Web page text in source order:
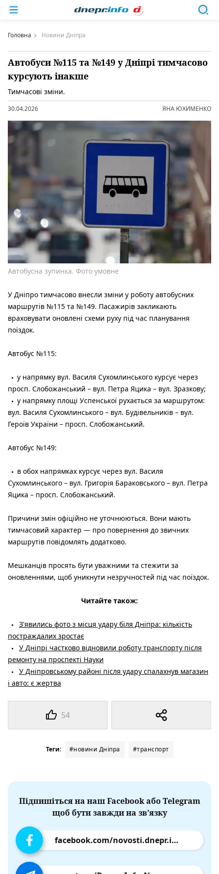
Головна Новини Дніпра
Автобуси №115 та №149 у Дніпрі тимчасово
курсують інакше
Тимчасові зміни.
30.04.2026 ЯНА ЮХИМЕНКО
54
Автобусна зупинка. Фото умовне
У Дніпро тимчасово внесли зміни у роботу автобусних
маршрутів №115 та №149. Пасажирів закликають
враховувати оновлені схеми руху під час планування
поїздок.
Автобус №115:
у напрямку вул. Василя Сухомлинського курсує через
просп. Слобожанський – вул. Петра Яцика – вул. Зразкову;
у напрямку площі Успенської рухається за маршрутом:
вул. Василя Сухомлинського – вул. Будівельників – вул.
Героїв України – просп. Слобожанський.
Автобус №149:
в обох напрямках курсує через вул. Василя
Сухомлинського – вул. Григорія Бараковського – вул. Петра
Яцика – просп. Слобожанський.
Причини змін офіційно не уточнюються. Вони мають
тимчасовий характер — про повернення до звичних
маршрутів повідомлять додатково.
Мешканців просять бути уважними та стежити за
оновленнями, щоб уникнути незручностей під час поїздок.
Читайте також:
З'явились фото з місця удару біля Дніпра: кількість
постраждалих зростає
У Дніпрі частково відновили роботу транспорту після
ремонту на проспекті Науки
У Дніпровському районі після удару спалахнув магазин
і авто: є жертва
Теги: #новини Дніпра #транспорт
Підпишіться на наш Facebook або Telegram
щоб бути завжди на зв’язку
facebook.com/novosti.dnepr.info